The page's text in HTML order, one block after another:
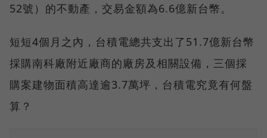
52號）的不動產，交易金額為6.6億新台幣。
短短4個月之內，台積電總共支出了51.7億新台幣
採購南科廠附近廠商的廠房及相關設備，三個採
購案建物面積高達逾3.7萬坪，台積電究竟有何盤
算？